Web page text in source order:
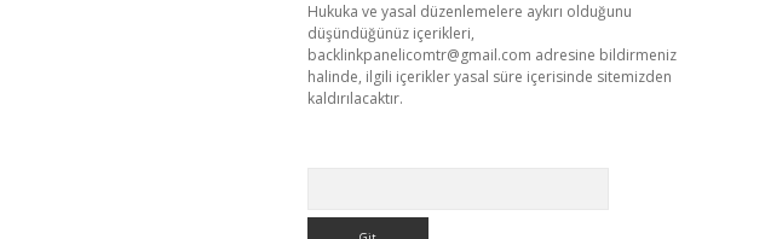
Hukuka ve yasal düzenlemelere aykırı olduğunu
düşündüğünüz içerikleri,
backlinkpanelicomtr@gmail.com adresine bildirmeniz
halinde, ilgili içerikler yasal süre içerisinde sitemizden
kaldırılacaktır.